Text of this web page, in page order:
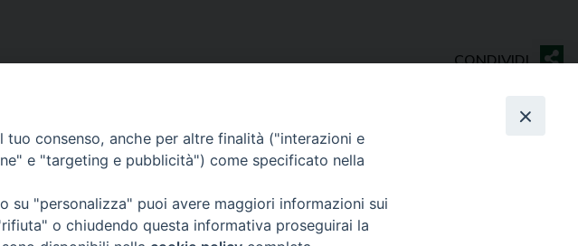
70014 CONVERSANO (BA) – Via San Benedetto, 1
consenso, anche per altre finalità ("interazioni e
e "targeting e pubblicità") come specificato nella
"personalizza" puoi avere maggiori informazioni sui
o chiudendo questa informativa proseguirai la